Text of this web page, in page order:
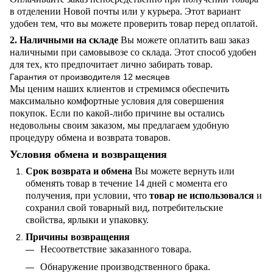
в отделении Новой почты или у курьера. Этот вариант
удобен тем, что вы можете проверить товар перед оплатой.
2. Наличными на складе Вы можете оплатить ваш заказ
наличными при самовывозе со склада. Этот способ удобен
для тех, кто предпочитает лично забирать товар.
Гарантия от производителя 12 месяцев
Мы ценим наших клиентов и стремимся обеспечить
максимально комфортные условия для совершения
покупок. Если по какой-либо причине вы остались
недовольны своим заказом, мы предлагаем удобную
процедуру обмена и возврата товаров.
Условия обмена и возвращения
Срок возврата и обмена Вы можете вернуть или
обменять товар в течение 14 дней с момента его
получения, при условии, что товар не использовался и
сохранил свой товарный вид, потребительские
свойства, ярлыки и упаковку.
Причины возвращения
Несоответствие заказанного товара.
Обнаружение производственного брака.